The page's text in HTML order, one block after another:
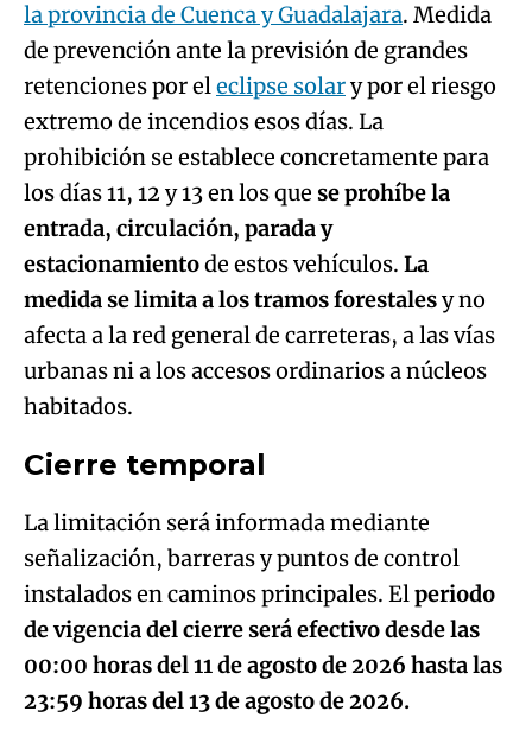
la provincia de Cuenca y Guadalajara. Medida
de prevención ante la previsión de grandes
retenciones por eleclipse solary por el riesgo
extremo de incendios esos días. La
prohibición se establece concretamente para
los días 11, 12 y 13 en los que se prohíbe la
entrada, circulación, parada y
estacionamientode estos vehículos. La
medida se limita a los tramos forestalesy no
afecta a la red general de carreteras, a las vías
urbanas ni a los accesos ordinarios a núcleos
habitados.
Cierre temporal
La limitación será informada mediante
señalización, barreras y puntos de control
instalados en caminos principales. Elperiodo
de vigencia del cierre será efectivo desde las
00:00 horas del 11 de agosto de 2026 hasta las
23:59 horas del 13 de agosto de 2026.